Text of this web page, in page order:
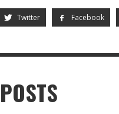
Twitter Facebook